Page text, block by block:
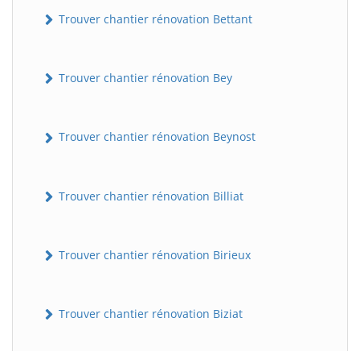
Trouver chantier rénovation Bettant
Trouver chantier rénovation Bey
Trouver chantier rénovation Beynost
Trouver chantier rénovation Billiat
Trouver chantier rénovation Birieux
Trouver chantier rénovation Biziat